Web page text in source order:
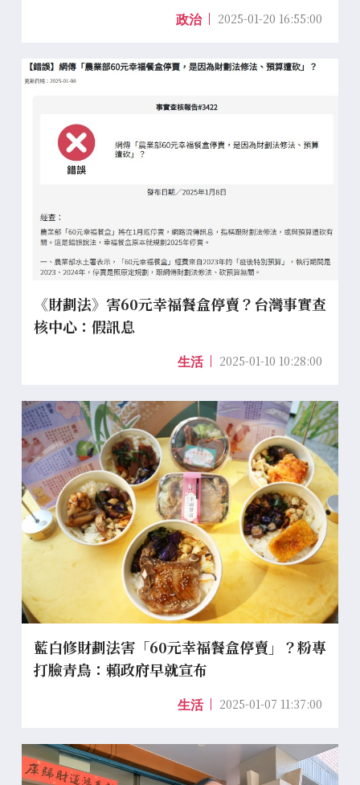
政治 2025-01-20 16:55:00
《財劃法》害60元幸福餐盒停賣？台灣事實查
核中心：假訊息
生活 2025-01-10 10:28:00
藍白修財劃法害「60元幸福餐盒停賣」？粉專
打臉青鳥：賴政府早就宣布
生活 2025-01-07 11:37:00